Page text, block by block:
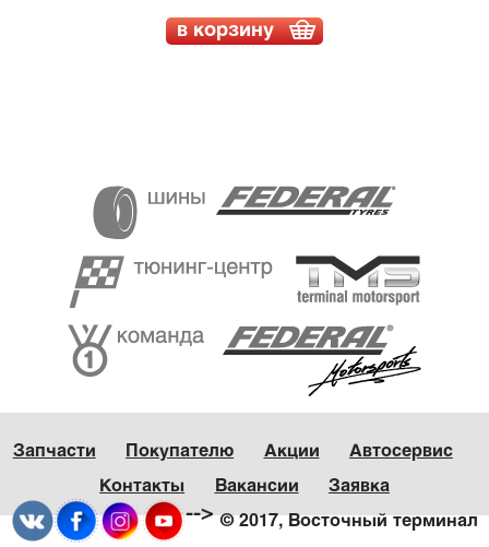
в корзину
Запчасти Покупателю Акции Автосервис
Контакты Вакансии Заявка
© 2017, Восточный терминал
-->